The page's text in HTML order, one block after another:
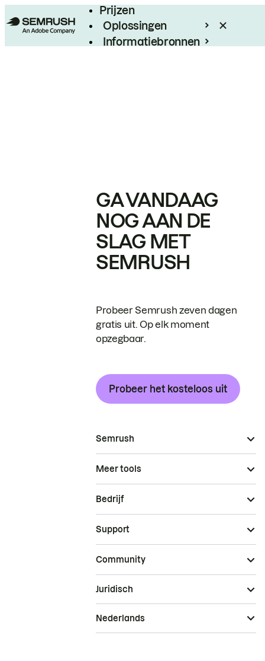
Prijzen
Oplossingen
Informatiebronnen
GA VANDAAG
NOG AAN DE
SLAG MET
SEMRUSH
Probeer Semrush zeven dagen
gratis uit. Op elk moment
opzegbaar.
Probeer het kosteloos uit
Semrush
Meer tools
Bedrijf
Support
Community
Juridisch
Nederlands